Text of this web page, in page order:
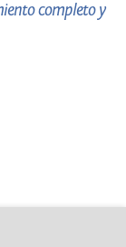
completo y